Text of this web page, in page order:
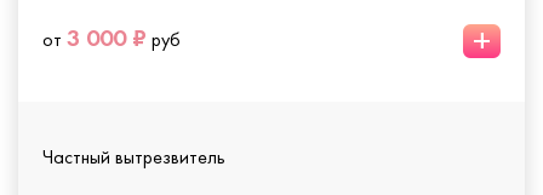
от 3 000 ₽ руб +
Частный вытрезвитель